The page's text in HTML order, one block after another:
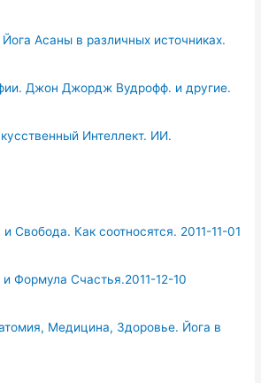
Асаны в различных источниках.
Джон Джордж Вудрофф. и другие.
Интеллект. ИИ.
Свобода. Как соотносятся. 2011-11-01
Формула Счастья.2011-12-10
Медицина, Здоровье. Йога в